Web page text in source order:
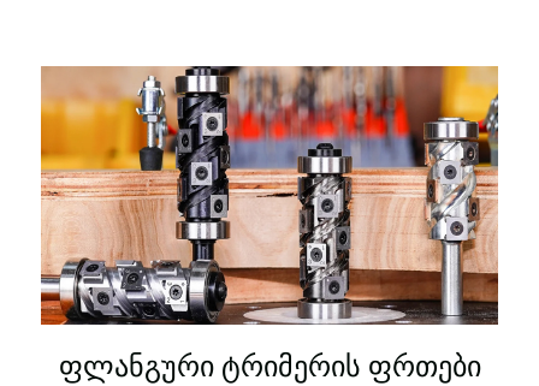
ფლანგური ტრიმერის ფრთები